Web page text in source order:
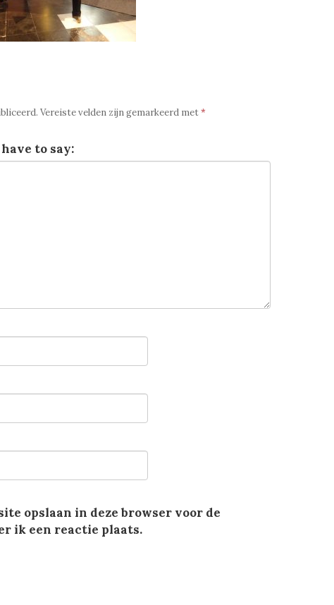
Vereiste velden zijn gemarkeerd met*
to say:
opslaan in deze browser voor de
ik een reactie plaats.